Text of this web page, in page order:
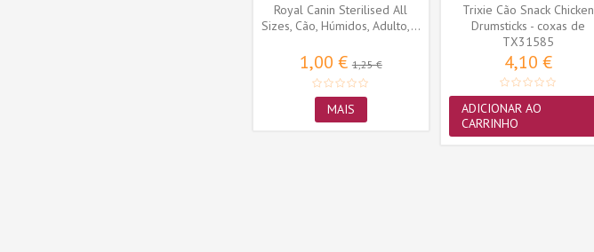
Royal Canin Sterilised All
Sizes, Cão, Húmidos, Adulto,...
1,00 €1,25 €
MAIS
Trixie Cão Snack Chicken
Drumsticks - coxas de
frango...
TX31585
4,10 €
ADICIONAR AO
CARRINHO